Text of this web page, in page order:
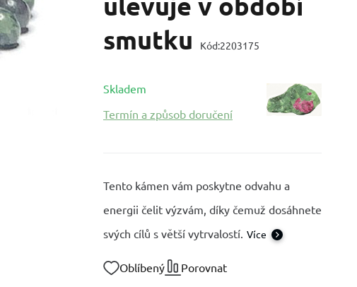
smutku
Kód:2203175
Skladem
Termín a způsob doručení
Tento kámen vám poskytne odvahu a
energii čelit výzvám, díky čemuž dosáhnete
svých cílů s větší vytrvalostí. Více
Oblíbený Porovnat